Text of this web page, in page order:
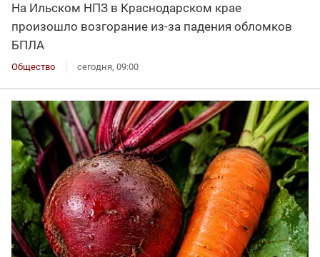
На Ильском НПЗ в Краснодарском крае
произошло возгорание из-за падения обломков
БПЛА
Общество сегодня, 09:00